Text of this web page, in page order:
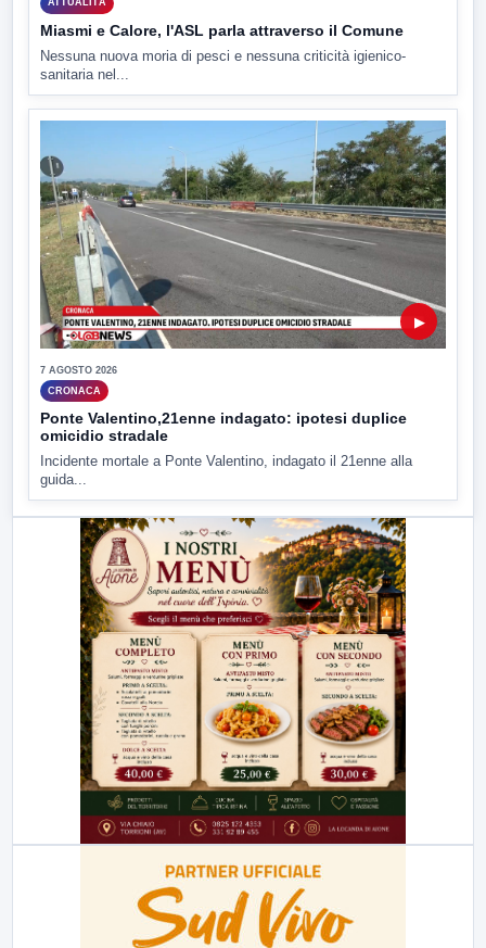
ATTUALITÀ
Miasmi e Calore, l'ASL parla attraverso il Comune
Nessuna nuova moria di pesci e nessuna criticità igienico-
sanitaria nel...
▶
7 AGOSTO 2026
CRONACA
Ponte Valentino,21enne indagato: ipotesi duplice
omicidio stradale
Incidente mortale a Ponte Valentino, indagato il 21enne alla
guida...